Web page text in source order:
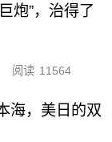
炮”，治得了
阅读 11564
海，美日的双